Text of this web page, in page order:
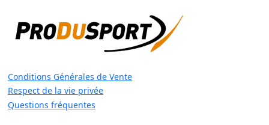
Conditions Générales de Vente
Respect de la vie privée
Questions fréquentes